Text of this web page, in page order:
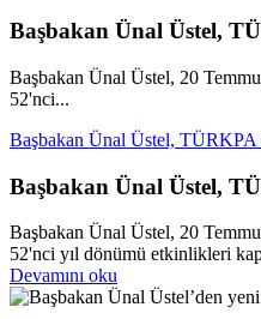
Başbakan Ünal Üstel,
Başbakan Ünal Üstel, 20
52'nci...
Başbakan Ünal Üstel, TÜRKPA
Başbakan Ünal Üstel,
Başbakan Ünal Üstel, 20
52'nci yıl dönümü etkinlikleri
Devamını oku